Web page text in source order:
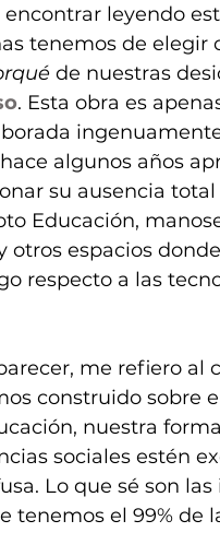
leyendo
tenemos de elegir
de nuestras
. Esta obra es
algunos años
su ausencia total
Educación,
otros espacios
respecto a las
me refiero al
construido sobre
nuestra
sociales estén
Lo que sé son
tenemos el 99% de